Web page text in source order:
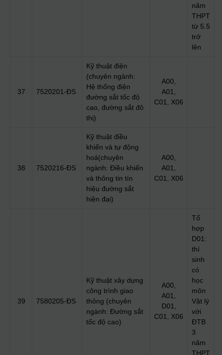
năm
THPT
từ 5.5
trở
lên
37 7520201-ĐS
Kỹ thuật điện
(chuyên ngành:
Hệ thống điện
đường sắt tốc độ
cao, đường sắt đô
thị)
A00,
A01,
C01, X06
38 7520216-ĐS
Kỹ thuật điều
khiển và tự động
hoá(chuyên
ngành: Điều khiển
và thông tin tín
hiệu đường sắt
hiện đại)
A00,
A01,
C01, X06
39 7580205-ĐS
Kỹ thuật xây dựng
công trình giao
thông (chuyên
ngành: Đường sắt
tốc độ cao)
A00,
A01,
D01,
C01, X06
Tổ
hợp
D01:
thí
sinh
có
học
môn
Vật lý
với
ĐTB
3
năm
THPT